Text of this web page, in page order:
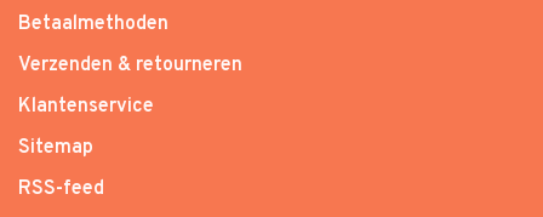
Betaalmethoden
Verzenden & retourneren
Klantenservice
Sitemap
RSS-feed